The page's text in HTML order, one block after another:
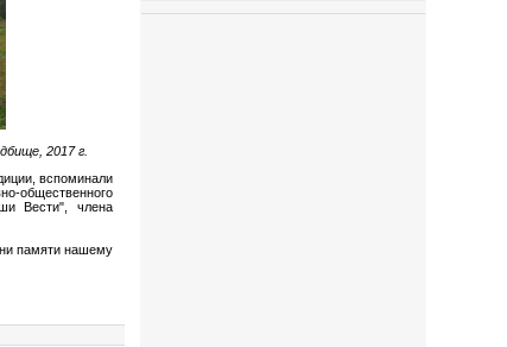
2017 г.
вспоминали
общественного
Вести", члена
памяти нашему